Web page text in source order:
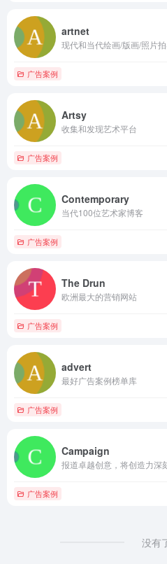
artnet
现代和当代绘画/版画/照片
广告案例
Artsy
收集和发现艺术平台
广告案例
Contemporary
当代100位艺术家博客
广告案例
The Drun
欧洲最大的营销网站
广告案例
advert
最好广告案例榜单库
广告案例
Campaign
报道卓越创意，将创造力深
广告案例
没有